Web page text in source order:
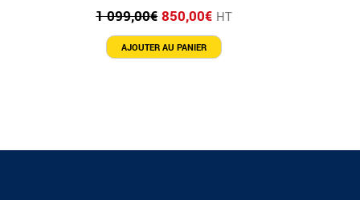
1 099,00€ Le
prix
initial
850,00€Le
prix
actuel
HT
AJOUTER AU PANIER